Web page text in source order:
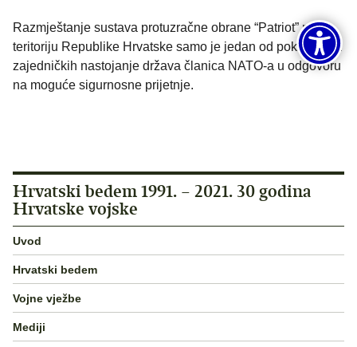
Razmještanje sustava protuzračne obrane “Patriot” na
teritoriju Republike Hrvatske samo je jedan od pokazatelja
zajedničkih nastojanje država članica NATO-a u odgovoru
na moguće sigurnosne prijetnje.
Hrvatski bedem 1991. – 2021. 30 godina
Hrvatske vojske
Uvod
Hrvatski bedem
Vojne vježbe
Mediji